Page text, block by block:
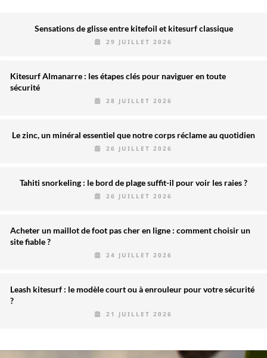
Sensations de glisse entre kitefoil et kitesurf classique
29 JUILLET 2026
Kitesurf Almanarre : les étapes clés pour naviguer en toute
sécurité
28 JUILLET 2026
Le zinc, un minéral essentiel que notre corps réclame au quotidien
26 JUILLET 2026
Tahiti snorkeling : le bord de plage suffit-il pour voir les raies ?
26 JUILLET 2026
Acheter un maillot de foot pas cher en ligne : comment choisir un
site fiable ?
24 JUILLET 2026
Leash kitesurf : le modèle court ou à enrouleur pour votre sécurité
?
21 JUILLET 2026